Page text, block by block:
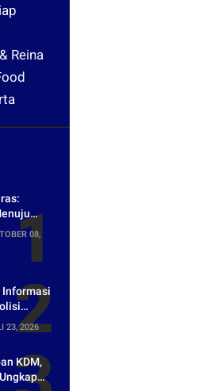
Reina
Parahu
08,
Informasi
Obat
23, 2026
KDM,